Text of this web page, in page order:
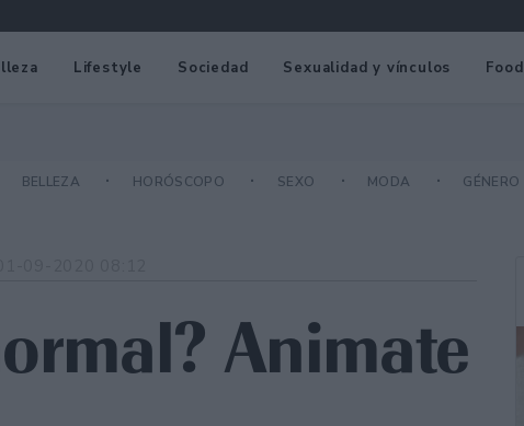
Lifestyle Sociedad Sexualidad y vínculos Food
BELLEZA HORÓSCOPO SEXO MODA GÉNERO
Animate